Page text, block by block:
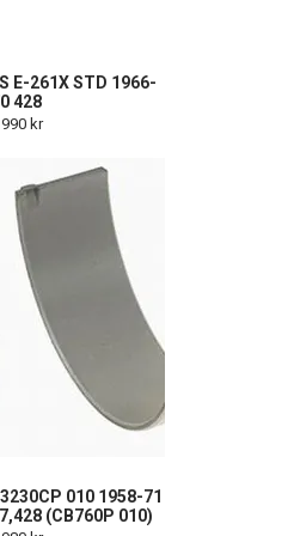
E-261X STD 1966-
428
kr
010 1958-71
(CB760P 010)